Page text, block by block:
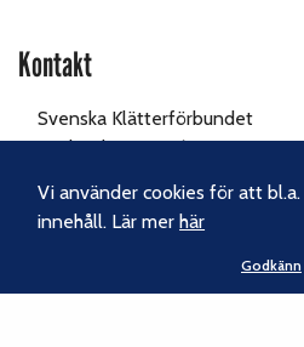
Kontakt
Svenska Klätterförbundet
Gotlandsgatan 46
Tel:070-238 69 46
Vi använder cookies för att
innehåll. Lär merhär
Godkänn